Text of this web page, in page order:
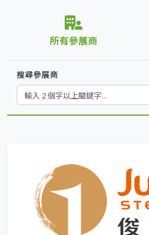
所有參展商
搜尋參展商